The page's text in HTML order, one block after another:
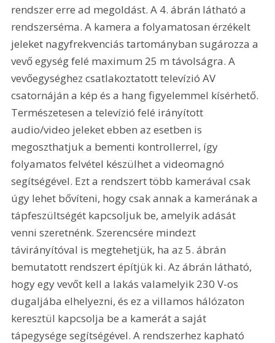
rendszer erre ad megoldást. A 4. ábrán látható a
rendszerséma. A kamera a folyamatosan érzékelt
jeleket nagyfrekvenciás tartományban sugározza a
vevő egység felé maximum 25 m távolságra. A
vevőegységhez csatlakoztatott televízió AV
csatornáján a kép és a hang figyelemmel kísérhető.
Természetesen a televízió felé irányított
audio/video jeleket ebben az esetben is
megoszthatjuk a bementi kontrollerrel, így
folyamatos felvétel készülhet a videomagnó
segítségével. Ezt a rendszert több kamerával csak
úgy lehet bővíteni, hogy csak annak a kamerának a
tápfeszültségét kapcsoljuk be, amelyik adását
venni szeretnénk. Szerencsére mindezt
távirányítóval is megtehetjük, ha az 5. ábrán
bemutatott rendszert építjük ki. Az ábrán látható,
hogy egy vevőt kell a lakás valamelyik 230 V-os
dugaljába elhelyezni, és ez a villamos hálózaton
keresztül kapcsolja be a kamerát a saját
tápegysége segítségével. A rendszerhez kapható